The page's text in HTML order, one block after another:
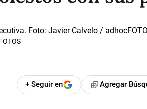
+ Seguir en Agregar